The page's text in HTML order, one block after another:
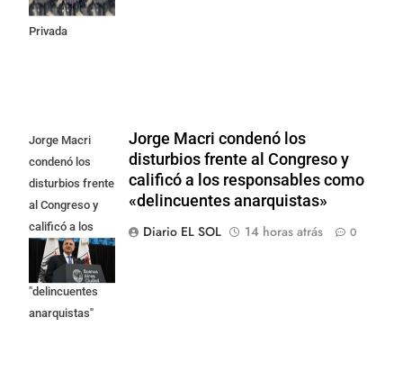
Propiedad
Privada
Jorge Macri
condenó los
disturbios frente
al Congreso y
calificó a los
responsables
como
"delincuentes
anarquistas"
Jorge Macri condenó los
disturbios frente al Congreso y
calificó a los responsables como
«delincuentes anarquistas»
Diario EL SOL
14 horas atrás 0